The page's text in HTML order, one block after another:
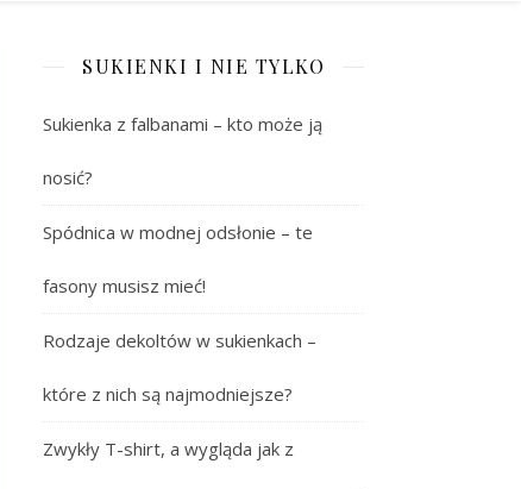
SUKIENKI I NIE TYLKO
Sukienka z falbanami – kto może ją
nosić?
Spódnica w modnej odsłonie – te
fasony musisz mieć!
Rodzaje dekoltów w sukienkach –
które z nich są najmodniejsze?
Zwykły T-shirt, a wygląda jak z